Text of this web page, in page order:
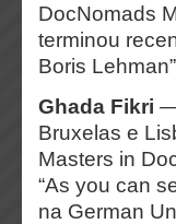
DocNomads
terminou
Boris
Ghada Fikri —
Bruxelas e
Masters in
“As you can
na German